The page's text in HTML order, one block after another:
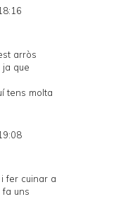
arròs
que
tens molta
fer cuinar a
fa uns